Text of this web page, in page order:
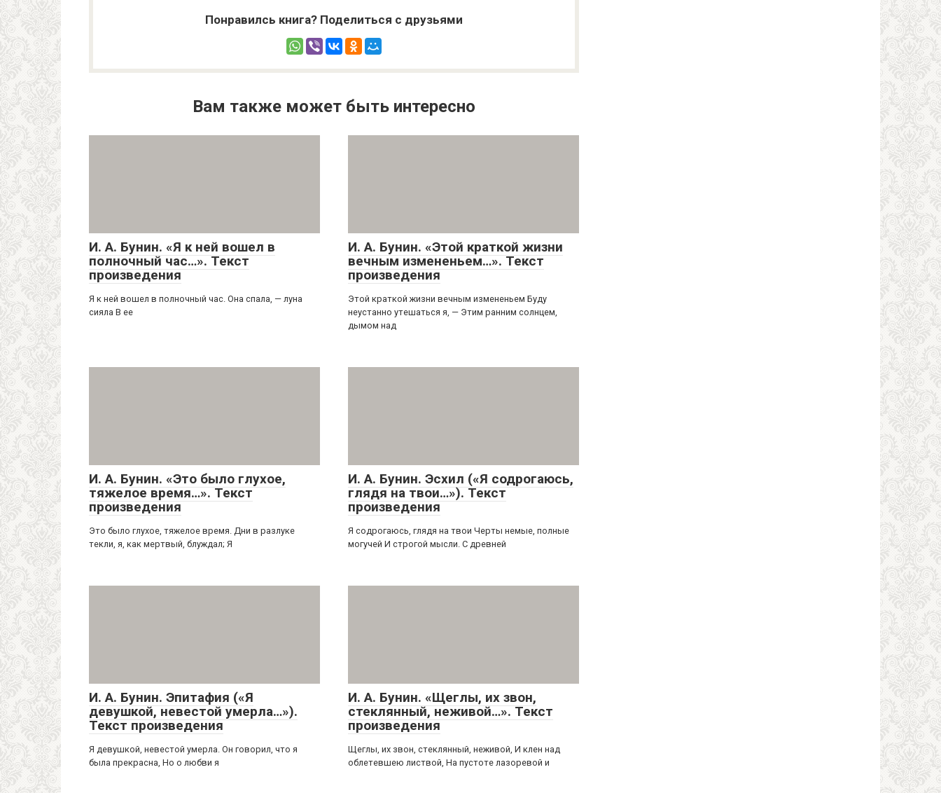
Понравилсь книга? Поделиться с друзьями
Вам также может быть интересно
И. А. Бунин. «Я к ней вошел в
полночный час…». Текст
произведения
Я к ней вошел в полночный час. Она спала, — луна
сияла В ее
И. А. Бунин. «Этой краткой жизни
вечным измененьем…». Текст
произведения
Этой краткой жизни вечным измененьем Буду
неустанно утешаться я, — Этим ранним солнцем,
дымом над
И. А. Бунин. «Это было глухое,
тяжелое время…». Текст
произведения
Это было глухое, тяжелое время. Дни в разлуке
текли, я, как мертвый, блуждал; Я
И. А. Бунин. Эсхил («Я содрогаюсь,
глядя на твои…»). Текст
произведения
Я содрогаюсь, глядя на твои Черты немые, полные
могучей И строгой мысли. С древней
И. А. Бунин. Эпитафия («Я
девушкой, невестой умерла…»).
Текст произведения
Я девушкой, невестой умерла. Он говорил, что я
была прекрасна, Но о любви я
И. А. Бунин. «Щеглы, их звон,
стеклянный, неживой…». Текст
произведения
Щеглы, их звон, стеклянный, неживой, И клен над
облетевшею листвой, На пустоте лазоревой и